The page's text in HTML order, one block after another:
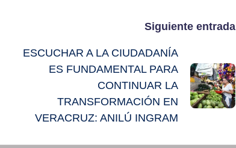
Siguiente entrada
ESCUCHAR A LA CIUDADANÍA
ES FUNDAMENTAL PARA
CONTINUAR LA
TRANSFORMACIÓN EN
VERACRUZ: ANILÚ INGRAM